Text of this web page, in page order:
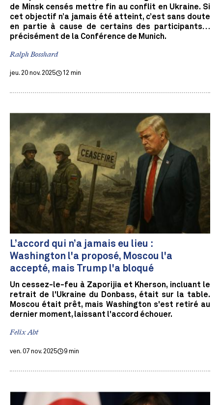
de Minsk censés mettre fin au conflit en Ukraine. Si
cet objectif n’a jamais été atteint, c’est sans doute
en partie à cause de certains des participants…
précisément de la Conférence de Munich.
Ralph Bosshard
jeu. 20 nov. 2025 12 min
L’accord qui n’a jamais eu lieu :
Washington l'a proposé, Moscou l'a
accepté, mais Trump l'a bloqué
Un cessez-le-feu à Zaporijia et Kherson, incluant le
retrait de l'Ukraine du Donbass, était sur la table.
Moscou était prêt, mais Washington s'est retiré au
dernier moment, laissant l'accord échouer.
Felix Abt
ven. 07 nov. 2025 9 min